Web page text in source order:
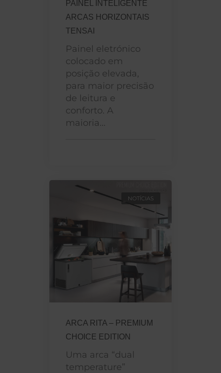
PAINEL INTELIGENTE
ARCAS HORIZONTAIS
TENSAI
Painel eletrónico
colocado em
posição elevada,
para maior precisão
de leitura e
conforto. A
maioria...
NOTÍCIAS
ARCA RITA – PREMIUM
CHOICE EDITION
Uma arca “dual
temperature”